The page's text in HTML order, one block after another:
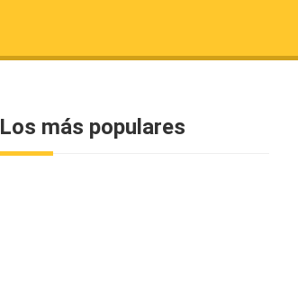
Los más populares